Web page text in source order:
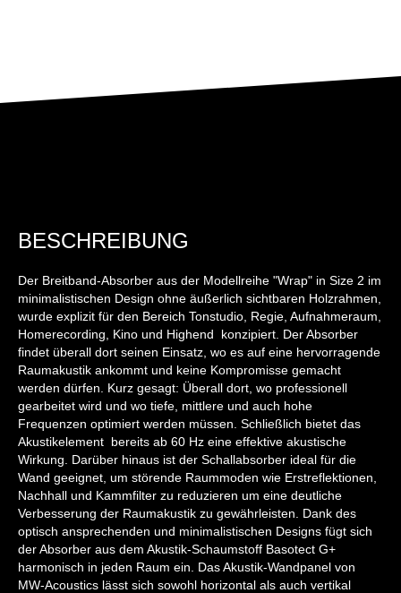
BESCHREIBUNG
Der Breitband-Absorber aus der Modellreihe "Wrap" in Size 2 im
minimalistischen Design ohne äußerlich sichtbaren Holzrahmen,
wurde explizit für den Bereich Tonstudio, Regie, Aufnahmeraum,
Homerecording, Kino und Highend konzipiert. Der Absorber
findet überall dort seinen Einsatz, wo es auf eine hervorragende
Raumakustik ankommt und keine Kompromisse gemacht
werden dürfen. Kurz gesagt: Überall dort, wo professionell
gearbeitet wird und wo tiefe, mittlere und auch hohe
Frequenzen optimiert werden müssen. Schließlich bietet das
Akustikelement bereits ab 60 Hz eine effektive akustische
Wirkung. Darüber hinaus ist der Schallabsorber ideal für die
Wand geeignet, um störende Raummoden wie Erstreflektionen,
Nachhall und Kammfilter zu reduzieren um eine deutliche
Verbesserung der Raumakustik zu gewährleisten. Dank des
optisch ansprechenden und minimalistischen Designs fügt sich
der Absorber aus dem Akustik-Schaumstoff Basotect G+
harmonisch in jeden Raum ein. Das Akustik-Wandpanel von
MW-Acoustics lässt sich sowohl horizontal als auch vertikal